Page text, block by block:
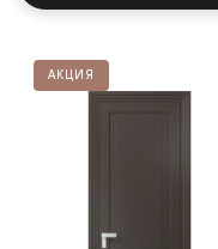
АКЦИЯ